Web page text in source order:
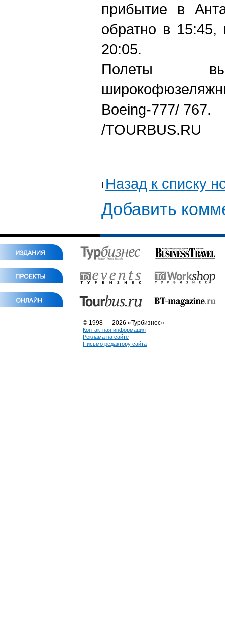
прибытие в
обратно в
20:05.
Полеты
Boeing-777/ 767.
/TOURBUS.RU
Назад к списку
Добавить
© 1998 — 2026 «Турбизнес»
Контактная информация
Реклама на сайте
Письмо редактору сайта